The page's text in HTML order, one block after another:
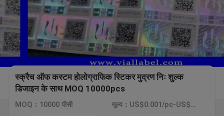
स्क्रैच ऑफ कस्टम होलोग्राफिक स्टिकर मुद्रण निः शुल्क
डिजाइन के साथ MOQ 10000pcs
MOQ：10000 पीसी मूल्य：US$0.001/pc-US$0.4/pc